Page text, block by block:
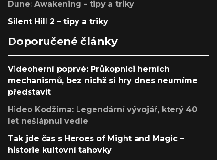
Dune: Awakening - tipy a triky
Silent Hill 2 – tipy a triky
Doporučené články
Videoherní poprvé: Průkopníci herních
mechanismů, bez nichž si hry dnes neumíme
představit
Hideo Kodžima: Legendární vývojář, který 40
let nešlápnul vedle
Tak jde čas s Heroes of Might and Magic –
historie kultovní tahovky